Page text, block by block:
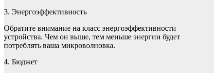
3. Энергоэффективность
Обратите внимание на класс энергоэффективности
устройства. Чем он выше, тем меньше энергии будет
потреблять ваша микроволновка.
4. Бюджет